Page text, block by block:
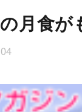
月食